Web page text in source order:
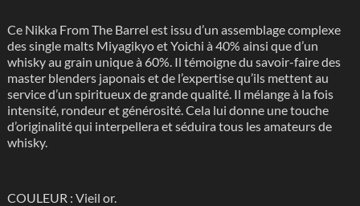
Ce Nikka From The Barrel est issu d’un assemblage complexe
des single malts Miyagikyo et Yoichi à 40% ainsi que d’un
whisky au grain unique à 60%. Il témoigne du savoir-faire des
master blenders japonais et de l’expertise qu’ils mettent au
service d’un spiritueux de grande qualité. Il mélange à la fois
intensité, rondeur et générosité. Cela lui donne une touche
d’originalité qui interpellera et séduira tous les amateurs de
whisky.
COULEUR : Vieil or.